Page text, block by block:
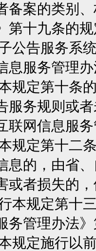
备案的类别
第十九条的
告服务系统
息服务管理
定第十条的
服务规则或
联网信息服
定第十二条
息的，由省
或者损失的
规定第十三
务管理办法
定施行以前